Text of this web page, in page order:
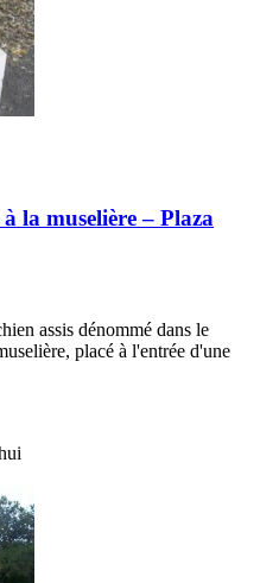
la muselière – Plaza
assis dénommé dans le
placé à l'entrée d'une